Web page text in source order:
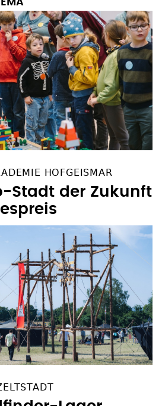
Stadt der Zukunft
Lager